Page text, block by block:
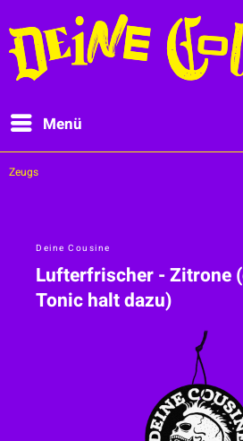
Menü
Zeugs
Deine Cousine
Lufterfrischer - Zitrone
Tonic halt dazu)